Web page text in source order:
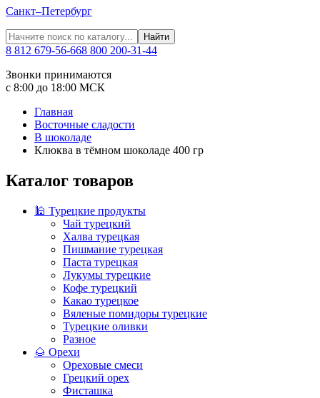
Санкт–Петербург
Найти
8 812 679-56-668 800 200-31-44
Звонки принимаются
с 8:00 до 18:00 МСК
Главная
Восточные сладости
В шоколаде
Клюква в тёмном шоколаде 400 гр
Каталог товаров
🕌 Турецкие продукты
Чай турецкий
Халва турецкая
Пишмание турецкая
Паста турецкая
Лукумы турецкие
Кофе турецкий
Какао турецкое
Вяленые помидоры турецкие
Турецкие оливки
Разное
🌰 Орехи
Ореховые смеси
Грецкий орех
Фисташка